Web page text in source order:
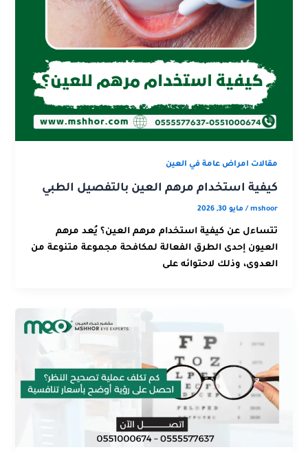
مقالات امراض عامة في العين
كيفية استخدام مرهم العين بالتفصيل الطبي
mshoor
/ مايو 30, 2026
تتساءل عن كيفية استخدام مرهم العين؟ يُعد مرهم
العيون إحدى الطرق الفعالة لمكافحة مجموعة متنوعة من
العدوى، وذلك لاحتوائه على